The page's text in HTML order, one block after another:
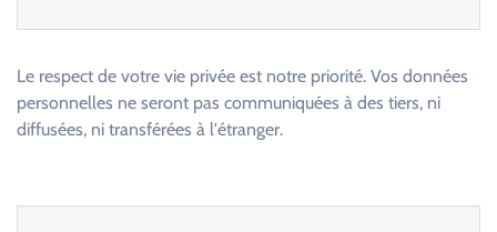
Le respect de votre vie privée est notre priorité. Vos données
personnelles ne seront pas communiquées à des tiers, ni
diffusées, ni transférées à l'étranger.